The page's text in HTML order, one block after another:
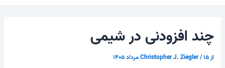
چند افزودنی در شیمی
از Christopher J. Ziegler/۱۵ مرداد ۱۴۰۵